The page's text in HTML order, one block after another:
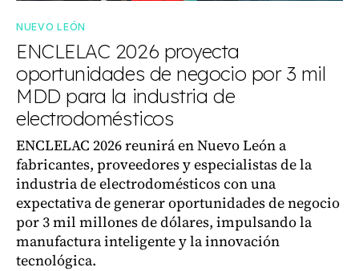
NUEVO LEÓN
ENCLELAC 2026 proyecta
oportunidades de negocio por 3 mil
MDD para la industria de
electrodomésticos
ENCLELAC 2026 reunirá en Nuevo León a
fabricantes, proveedores y especialistas de la
industria de electrodomésticos con una
expectativa de generar oportunidades de negocio
por 3 mil millones de dólares, impulsando la
manufactura inteligente y la innovación
tecnológica.